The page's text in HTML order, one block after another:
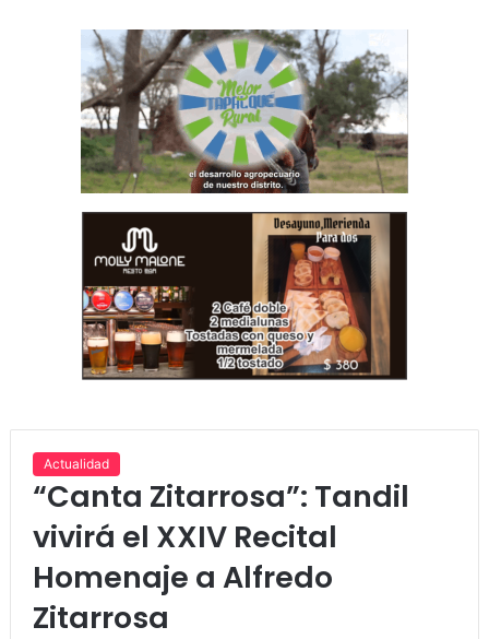
Actualidad
“Canta Zitarrosa”: Tandil
vivirá el XXIV Recital
Homenaje a Alfredo
Zitarrosa